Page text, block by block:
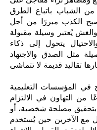
الشباب باتباع الطرق
الكذب مبررًا من أجل
يُعتبر وسيلة مقبولة
يتحول إلى ذكاء
مثل الصدق والاجتهاد
تقاليد قديمة لا تتماشى
في المؤسسات التعليمية
من التهاون في الالتزام
بتحقيق مصلحة شخصية، أو
مع الآخرين حين يُستخدم